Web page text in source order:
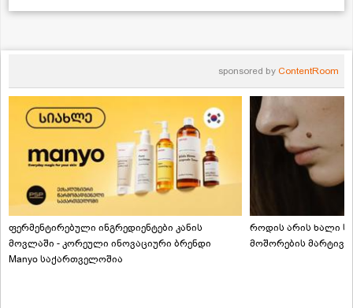
sponsored by ContentRoom
ფერმენტირებული ინგრედიენტები კანის
მოვლაში - კორეული ინოვაციური ბრენდი
Manyo საქართველოშია
როდის არის ხალი
მოშორების